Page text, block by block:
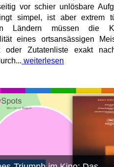
vor schier unlösbare
simpel, ist aber extrem
Ländern müssen die
eines ortsansässigen
oder Zutatenliste exakt
weiterlesen